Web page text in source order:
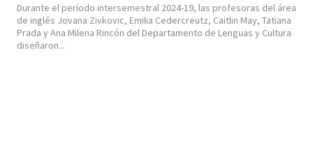
Durante el período intersemestral 2024-19, las profesoras del área
de inglés Jovana Zivkovic, Emilia Cedercreutz, Caitlin May, Tatiana
Prada y Ana Milena Rincón del Departamento de Lenguas y Cultura
diseñaron...